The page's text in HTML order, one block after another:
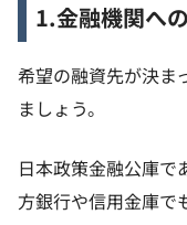
1.金融機関へ
希望の融資先が決ま
ましょう。
日本政策金融公庫で
方銀行や信用金庫で